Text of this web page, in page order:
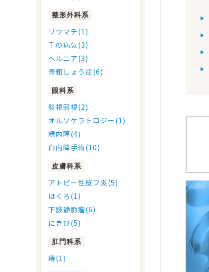
整形外科系
リウマチ(1)
手の病気(3)
ヘルニア(3)
骨粗しょう症(6)
眼科系
斜視弱視(2)
オルソケラトロジー(1)
緑内障(4)
白内障手術(10)
皮膚科系
アトピー性皮フ炎(5)
ほくろ(1)
下肢静脈瘤(6)
にきび(5)
肛門科系
痔(1)